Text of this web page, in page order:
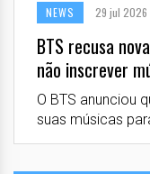
NEWS 29 jul 2026
BTS recusa
não inscrever
O BTS anunciou
suas músicas